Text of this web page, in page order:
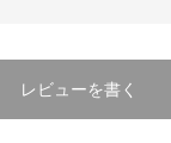
レビューを書く